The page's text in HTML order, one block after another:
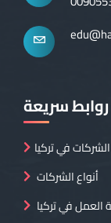
روابط سريعة
في تركيا
أنواع الشركات
العمل في تركيا